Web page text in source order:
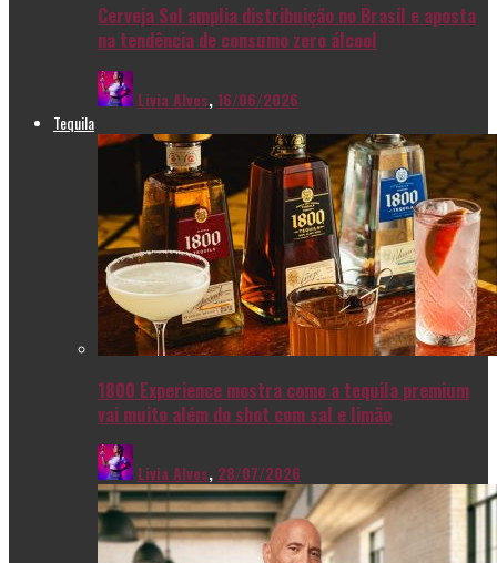
Cerveja Sol amplia distribuição no Brasil e aposta
na tendência de consumo zero álcool
Livia Alves,16/06/2026
Tequila
1800 Experience mostra como a tequila premium
vai muito além do shot com sal e limão
Livia Alves, 28/07/2026